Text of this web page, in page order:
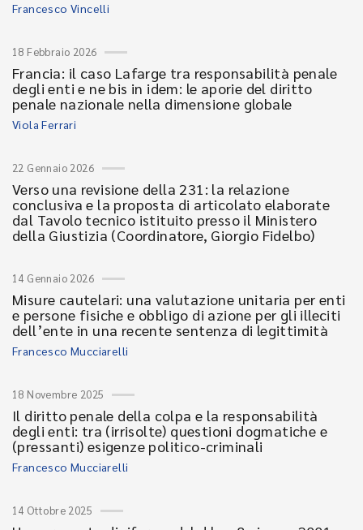
Francesco Vincelli
18 Febbraio 2026
Francia: il caso Lafarge tra responsabilità penale
degli enti e ne bis in idem: le aporie del diritto
penale nazionale nella dimensione globale
Viola Ferrari
22 Gennaio 2026
Verso una revisione della 231: la relazione
conclusiva e la proposta di articolato elaborate
dal Tavolo tecnico istituito presso il Ministero
della Giustizia (Coordinatore, Giorgio Fidelbo)
14 Gennaio 2026
Misure cautelari: una valutazione unitaria per enti
e persone fisiche e obbligo di azione per gli illeciti
dell’ente in una recente sentenza di legittimità
Francesco Mucciarelli
18 Novembre 2025
Il diritto penale della colpa e la responsabilità
degli enti: tra (irrisolte) questioni dogmatiche e
(pressanti) esigenze politico-criminali
Francesco Mucciarelli
14 Ottobre 2025